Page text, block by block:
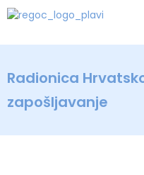
Radionica
zapošljavanje